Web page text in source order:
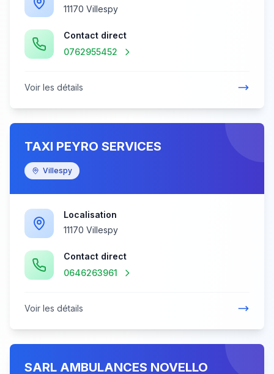
11170 Villespy
Contact direct
0762955452
Voir les détails
TAXI PEYRO SERVICES
Villespy
Localisation
11170 Villespy
Contact direct
0646263961
Voir les détails
SARL AMBULANCES NOVELLO